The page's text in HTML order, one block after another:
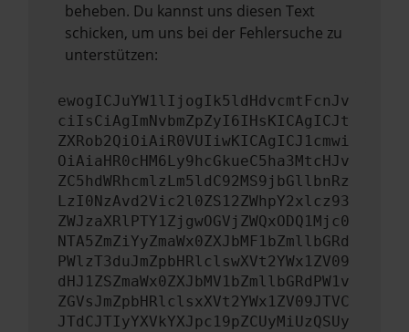
beheben. Du kannst uns diesen Text
schicken, um uns bei der Fehlersuche zu
unterstützen:
ewogICJuYW1lIjogIk5ldHdvcmtFcnJv
ciIsCiAgImNvbmZpZyI6IHsKICAgICJt
ZXRob2QiOiAiR0VUIiwKICAgICJ1cmwi
OiAiaHR0cHM6Ly9hcGkueC5ha3MtcHJv
ZC5hdWRhcmlzLm5ldC92MS9jbGllbnRz
LzI0NzAvd2Vic2l0ZS12ZWhpY2xlcz93
ZWJzaXRlPTY1ZjgwOGVjZWQxODQ1Mjc0
NTA5ZmZiYyZmaWx0ZXJbMF1bZmllbGRd
PWlzT3duJmZpbHRlclswXVt2YWx1ZV09
dHJ1ZSZmaWx0ZXJbMV1bZmllbGRdPW1v
ZGVsJmZpbHRlclsxXVt2YWx1ZV09JTVC
JTdCJTIyYXVkYXJpc19pZCUyMiUzQSUy